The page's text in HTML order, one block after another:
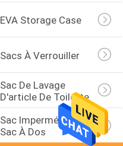
EVA Storage Case
Sacs À Verrouiller
Sac De Lavage
D'article De Toilette
Sac Imperméable De
Sac À Dos